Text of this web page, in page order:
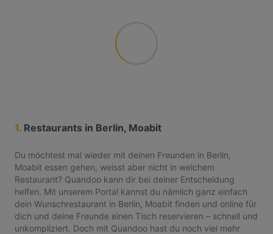
1. Restaurants in Berlin, Moabit
Du möchtest mal wieder mit deinen Freunden in Berlin,
Moabit essen gehen, weisst aber nicht in welchem
Restaurant? Quandoo kann dir bei deiner Entscheidung
helfen. Mit unserem Portal kannst du nämlich ganz einfach
dein Wunschrestaurant in Berlin, Moabit finden und online für
dich und deine Freunde einen Tisch reservieren – schnell und
unkompliziert. Doch mit Quandoo hast du noch viel mehr